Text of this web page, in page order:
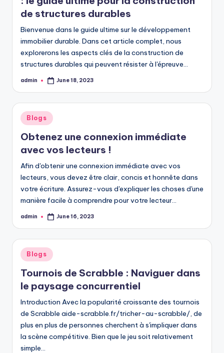
de structures durables
Bienvenue dans le guide ultime sur le développement
immobilier durable. Dans cet article complet, nous
explorerons les aspects clés de la construction de
structures durables qui peuvent résister à l'épreuve…
Posted
admin June 18, 2023
Posted
in
Blogs
Obtenez une connexion immédiate
avec vos lecteurs !
Afin d'obtenir une connexion immédiate avec vos
lecteurs, vous devez être clair, concis et honnête dans
votre écriture. Assurez-vous d'expliquer les choses d'une
manière facile à comprendre pour votre lecteur…
Posted
admin June 16, 2023
Posted
in
Blogs
Tournois de Scrabble : Naviguer dans
le paysage concurrentiel
Introduction Avec la popularité croissante des tournois
de Scrabble aide-scrabble.fr/tricher-au-scrabble/, de
plus en plus de personnes cherchent à s'impliquer dans
la scène compétitive. Bien que le jeu soit relativement
simple…